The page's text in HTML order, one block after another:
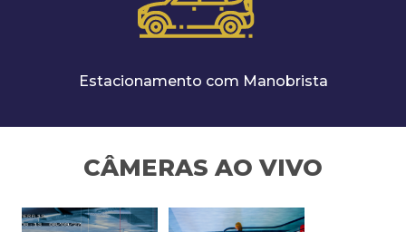
Estacionamento com Manobrista
CÂMERAS AO VIVO